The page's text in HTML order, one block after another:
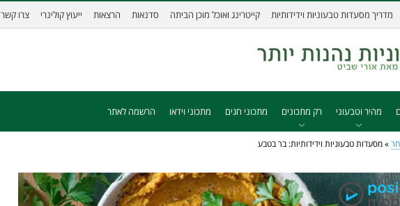
מדריך מסעדות טבעוניות וידידותיות קייטרינג ואוכל מוכן הביתה סדנאות הרצאות ייעוץ קולינרי צרו קשר
מהיר וטבעוני רק מתכונים מתכוני חגים מתכוני וידאו הרשמה לאתר
» מסעדות טבעוניות וידידותיות: בר בטבע